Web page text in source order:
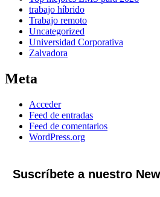
trabajo híbrido
Trabajo remoto
Uncategorized
Universidad Corporativa
Zalvadora
Meta
Acceder
Feed de entradas
Feed de comentarios
WordPress.org
Suscríbete a nuestro